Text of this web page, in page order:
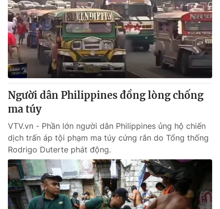
Người dân Philippines đồng lòng chống
ma túy
VTV.vn - Phần lớn người dân Philippines ủng hộ chiến
dịch trấn áp tội phạm ma túy cứng rắn do Tổng thống
Rodrigo Duterte phát động.